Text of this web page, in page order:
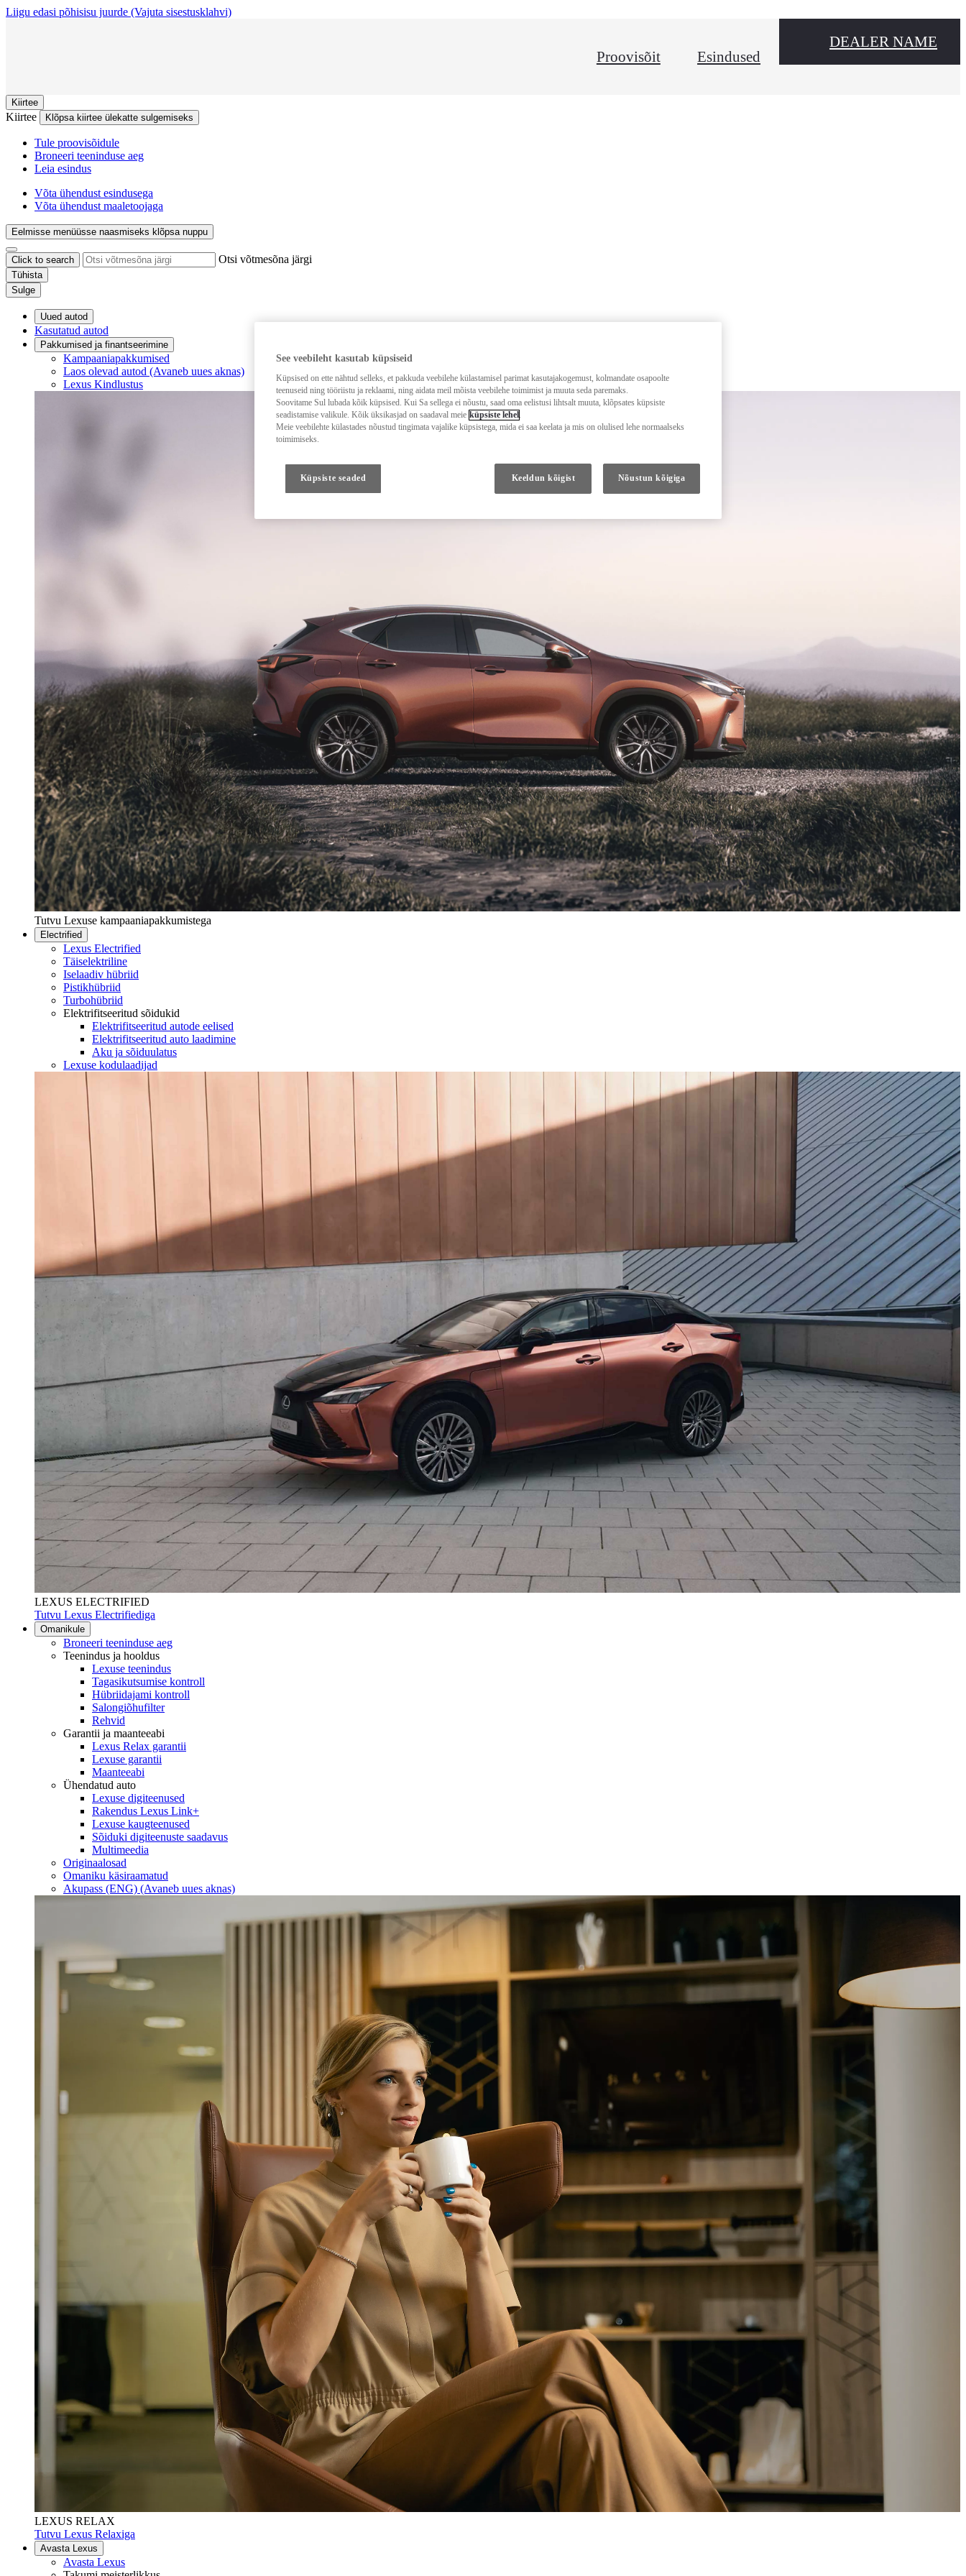
Liigu edasi põhisisu juurde (Vajuta sisestusklahvi)
Proovisõit Esindused
DEALER NAME
Kiirtee
Kiirtee Klõpsa kiirtee ülekatte sulgemiseks
Tule proovisõidule
Broneeri teeninduse aeg
Leia esindus
Võta ühendust esindusega
Võta ühendust maaletoojaga
Eelmisse menüüsse naasmiseks klõpsa nuppu
Click to search Otsi võtmesõna järgi
Tühista
Sulge
Uued autod
Kasutatud autod
Pakkumised ja finantseerimine
Kampaaniapakkumised
Laos olevad autod (Avaneb uues aknas)
Lexus Kindlustus
Tutvu Lexuse kampaaniapakkumistega
Electrified
Lexus Electrified
Täiselektriline
Iselaadiv hübriid
Pistikhübriid
Turbohübriid
Elektrifitseeritud sõidukid
Elektrifitseeritud autode eelised
Elektrifitseeritud auto laadimine
Aku ja sõiduulatus
Lexuse kodulaadijad
LEXUS ELECTRIFIED
Tutvu Lexus Electrifiediga
Omanikule
Broneeri teeninduse aeg
Teenindus ja hooldus
Lexuse teenindus
Tagasikutsumise kontroll
Hübriidajami kontroll
Salongiõhufilter
Rehvid
Garantii ja maanteeabi
Lexus Relax garantii
Lexuse garantii
Maanteeabi
Ühendatud auto
Lexuse digiteenused
Rakendus Lexus Link+
Lexuse kaugteenused
Sõiduki digiteenuste saadavus
Multimeedia
Originaalosad
Omaniku käsiraamatud
Akupass (ENG) (Avaneb uues aknas)
LEXUS RELAX
Tutvu Lexus Relaxiga
Avasta Lexus
Avasta Lexus
See veebileht kasutab küpsiseid
Küpsised on ette nähtud selleks, et pakkuda veebilehe külastamisel parimat kasutajakogemust, kolmandate osapoolte
teenuseid ning tööriistu ja reklaami, ning aidata meil mõista veebilehe toimimist ja muuta seda paremaks.
Soovitame Sul lubada kõik küpsised. Kui Sa sellega ei nõustu, saad oma eelistusi lihtsalt muuta, klõpsates küpsiste
seadistamise valikule. Kõik üksikasjad on saadaval meieküpsiste lehel.
Meie veebilehte külastades nõustud tingimata vajalike küpsistega, mida ei saa keelata ja mis on olulised lehe normaalseks
toimimiseks.
Küpsiste seaded Keeldun kõigist Nõustun kõigiga